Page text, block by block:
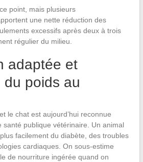
point, mais plusieurs
une nette réduction des
excessifs après deux à trois
régulier du milieu.
adaptée et
du poids au
le chat est aujourd’hui reconnue
santé publique vétérinaire. Un animal
facilement du diabète, des troubles
cardiaques. On sous-estime
de nourriture ingérée quand on